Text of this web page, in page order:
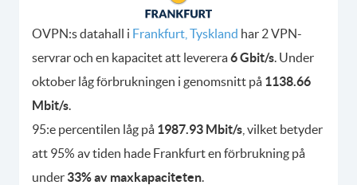
OVPN:s datahall i Frankfurt, Tyskland har 2 VPN-
servrar och en kapacitet att leverera6 Gbit/s. Under
oktober låg förbrukningen i genomsnitt på 1138.66
Mbit/s.
95:e percentilen låg på 1987.93 Mbit/s , vilket betyder
att 95% av tiden hade Frankfurt en förbrukning på
under 33% av maxkapaciteten.